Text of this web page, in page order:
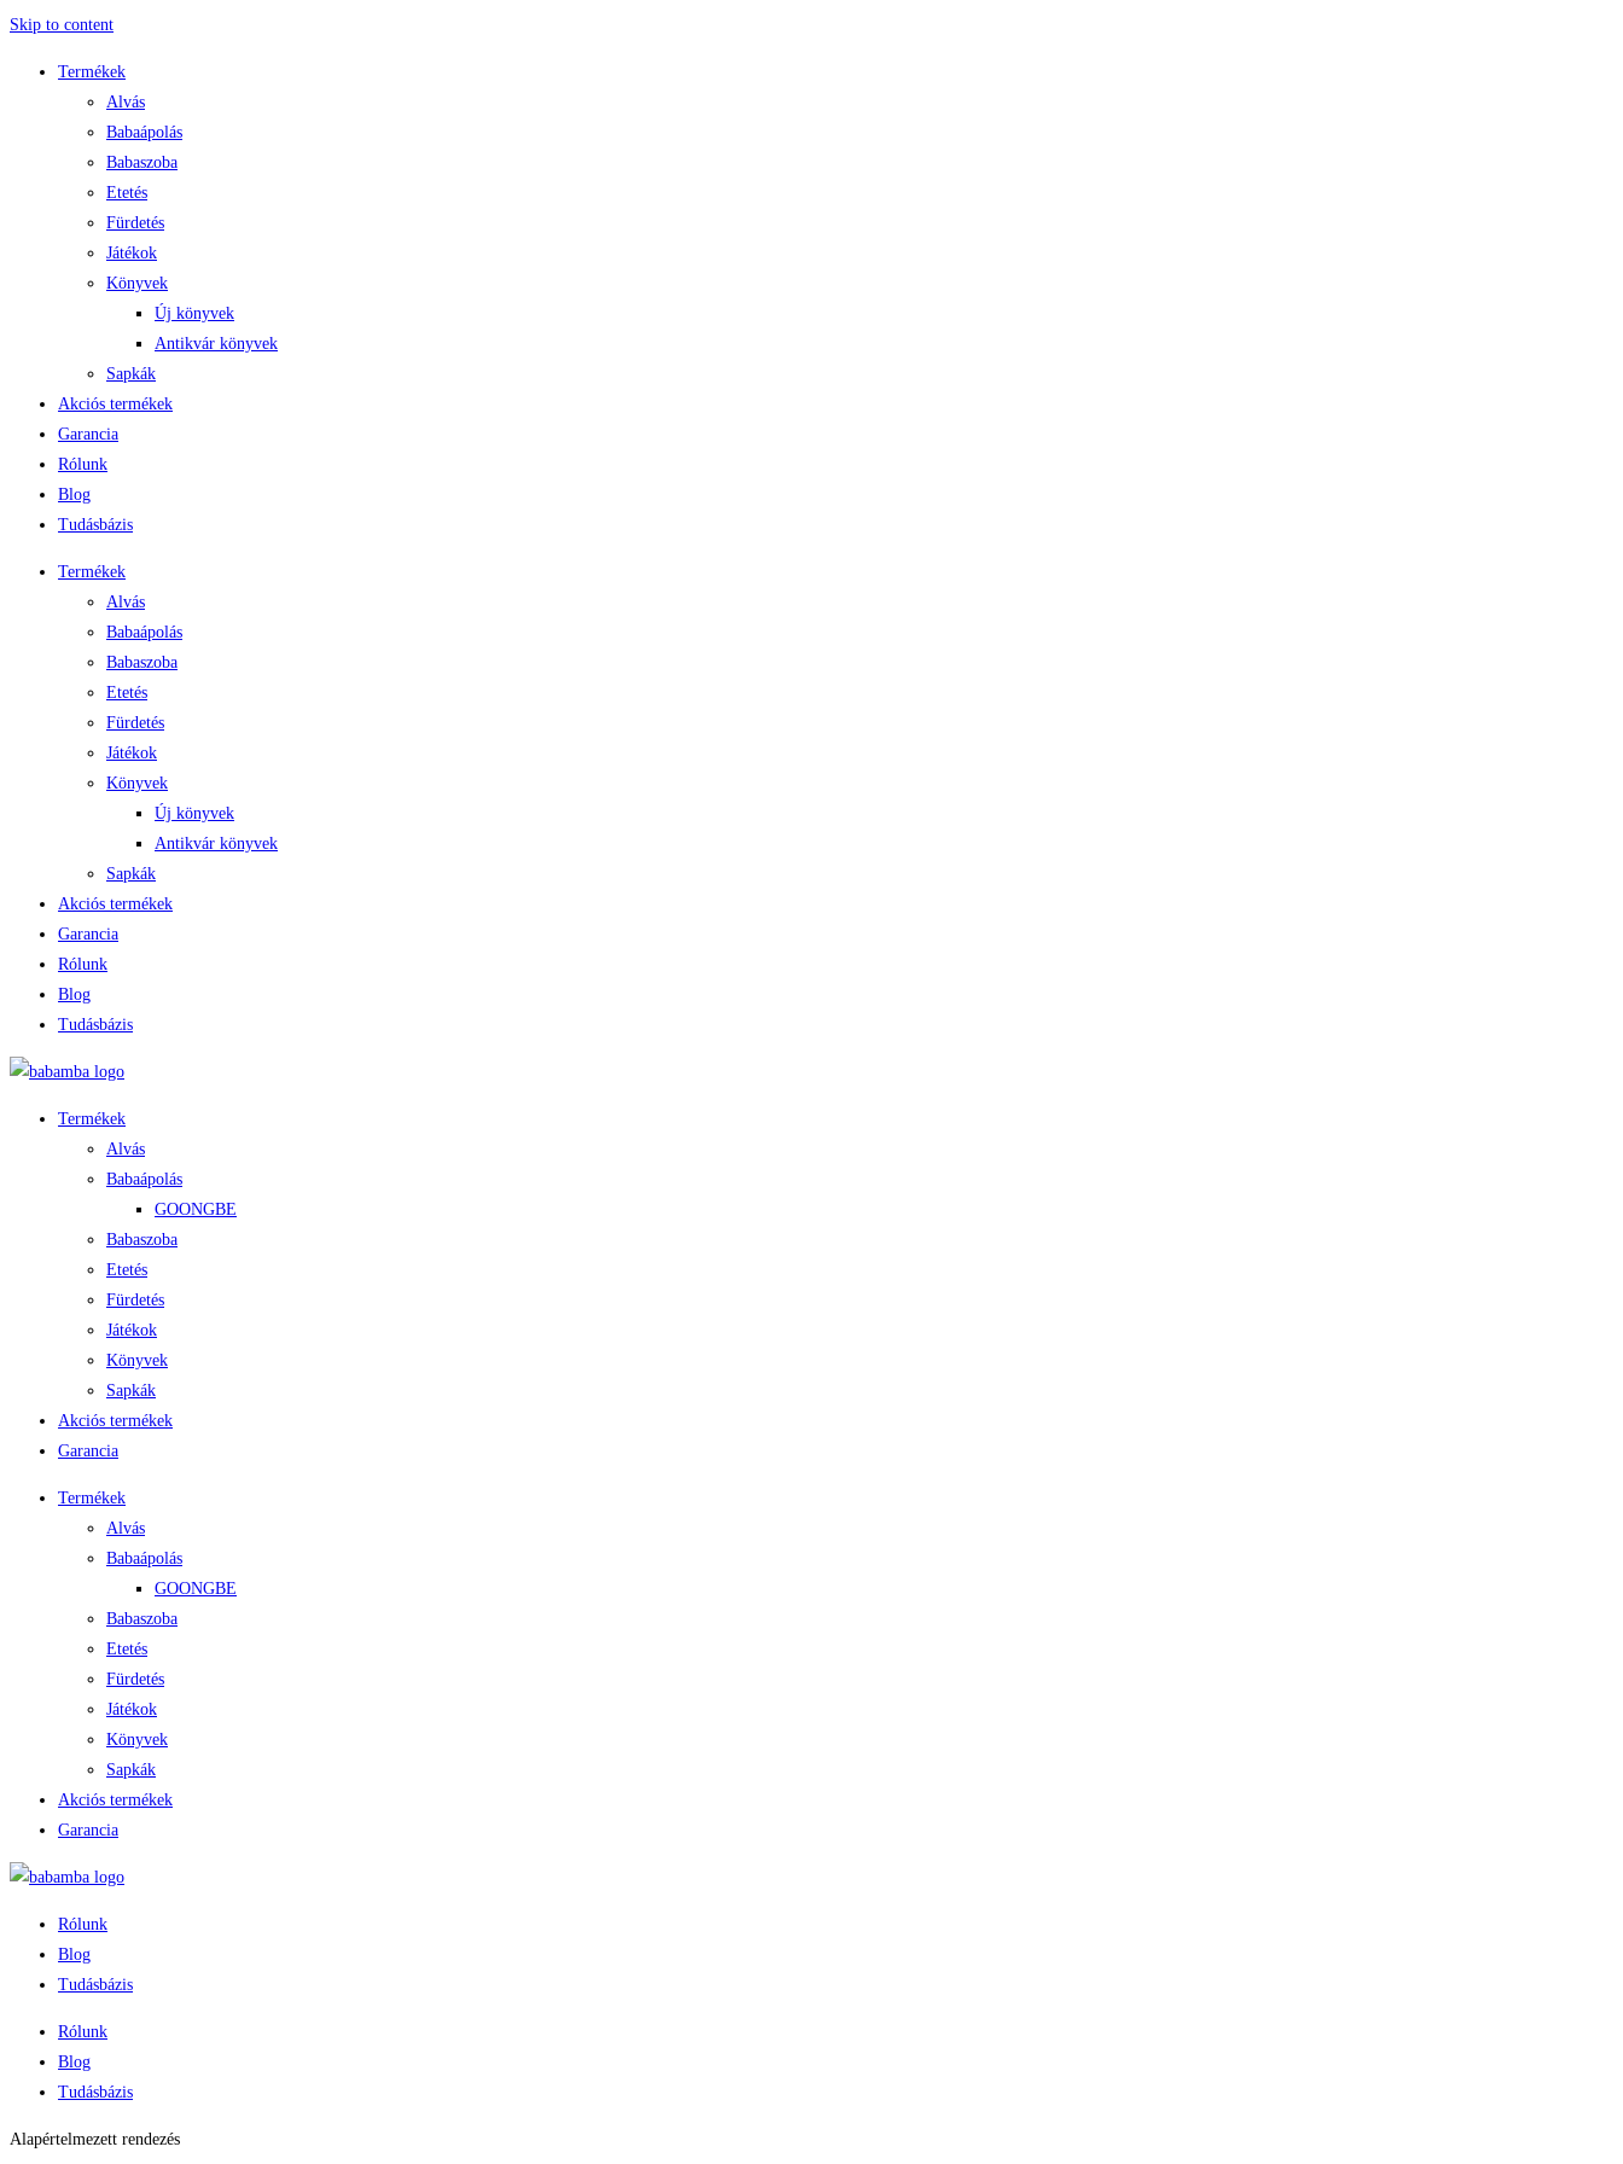
Skip to content
Termékek
Alvás
Babaápolás
Babaszoba
Etetés
Fürdetés
Játékok
Könyvek
Új könyvek
Antikvár könyvek
Sapkák
Akciós termékek
Garancia
Rólunk
Blog
Tudásbázis
Termékek
Alvás
Babaápolás
Babaszoba
Etetés
Fürdetés
Játékok
Könyvek
Új könyvek
Antikvár könyvek
Sapkák
Akciós termékek
Garancia
Rólunk
Blog
Tudásbázis
Termékek
Alvás
Babaápolás
GOONGBE
Babaszoba
Etetés
Fürdetés
Játékok
Könyvek
Sapkák
Akciós termékek
Garancia
Termékek
Alvás
Babaápolás
GOONGBE
Babaszoba
Etetés
Fürdetés
Játékok
Könyvek
Sapkák
Akciós termékek
Garancia
Rólunk
Blog
Tudásbázis
Rólunk
Blog
Tudásbázis
Alapértelmezett rendezés